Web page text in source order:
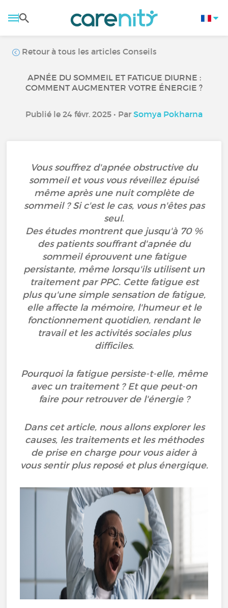
Retour à tous les articles Conseils
APNÉE DU SOMMEIL ET FATIGUE DIURNE :
COMMENT AUGMENTER VOTRE ÉNERGIE ?
Publié le 24 févr. 2025 • Par Somya Pokharna
Vous souffrez d'apnée obstructive du
sommeil et vous vous réveillez épuisé
même après une nuit complète de
sommeil ? Si c'est le cas, vous n'êtes pas
seul.
Des études montrent que jusqu'à 70 %
des patients souffrant d'apnée du
sommeil éprouvent une fatigue
persistante, même lorsqu'ils utilisent un
traitement par PPC. Cette fatigue est
plus qu'une simple sensation de fatigue,
elle affecte la mémoire, l'humeur et le
fonctionnement quotidien, rendant le
travail et les activités sociales plus
difficiles.
Pourquoi la fatigue persiste-t-elle, même
avec un traitement ? Et que peut-on
faire pour retrouver de l'énergie ?
Dans cet article, nous allons explorer les
causes, les traitements et les méthodes
de prise en charge pour vous aider à
vous sentir plus reposé et plus énergique.